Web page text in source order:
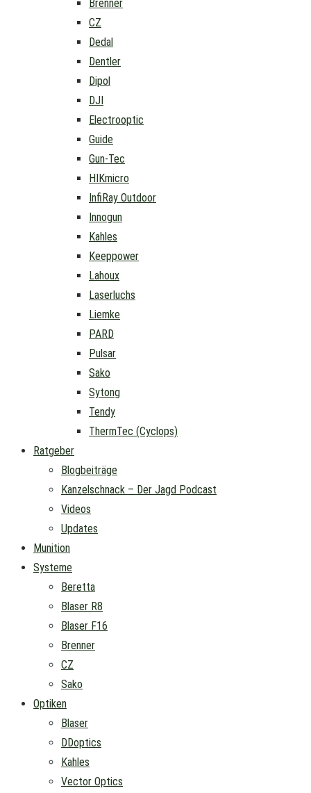
Brenner
CZ
Dedal
Dentler
Dipol
DJI
Electrooptic
Guide
Gun-Tec
HIKmicro
InfiRay Outdoor
Innogun
Kahles
Keeppower
Lahoux
Laserluchs
Liemke
PARD
Pulsar
Sako
Sytong
Tendy
ThermTec (Cyclops)
Ratgeber
Blogbeiträge
Kanzelschnack – Der Jagd Podcast
Videos
Updates
Munition
Systeme
Beretta
Blaser R8
Blaser F16
Brenner
CZ
Sako
Optiken
Blaser
DDoptics
Kahles
Vector Optics